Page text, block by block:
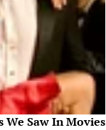
We Saw In Movies